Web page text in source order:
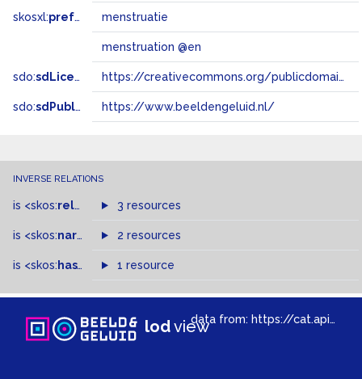
skosxl:prefLabel menstruatie
menstruation @en
sdo:sdLicense https://creativecommons.org/publicdomain/zero/1.0/
sdo:sdPublisher https://www.beeldengeluid.nl/
INVERSE RELATIONS
is <skos:related > of3 resources
is <skos:narrowMatch >of
2 resources
is <skos: hasTopConcept >of
1 resource
lodviewdata from: https://cat.apis.beeldengeluid.nl/sparql